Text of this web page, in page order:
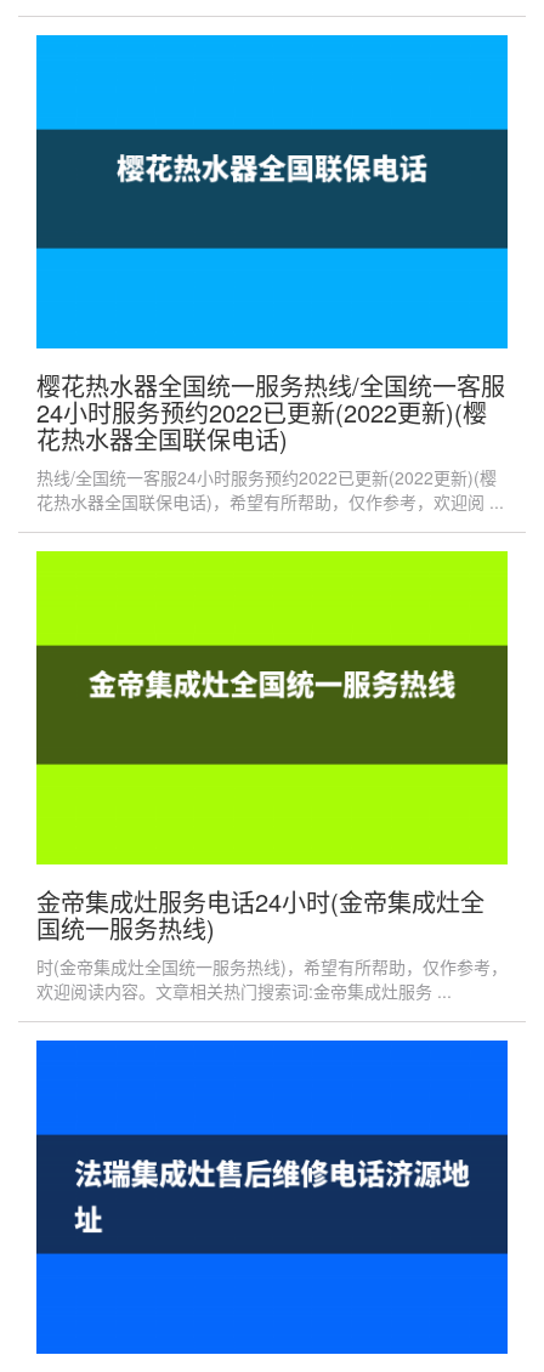
樱花热水器全国统一服务热线/全国统一客服
24小时服务预约2022已更新(2022更新)(樱
花热水器全国联保电话)
热线/全国统一客服24小时服务预约2022已更新(2022更新)(樱
花热水器全国联保电话)，希望有所帮助，仅作参考，欢迎阅 ...
金帝集成灶服务电话24小时(金帝集成灶全
国统一服务热线)
时(金帝集成灶全国统一服务热线)，希望有所帮助，仅作参考，
欢迎阅读内容。文章相关热门搜索词:金帝集成灶服务 ...